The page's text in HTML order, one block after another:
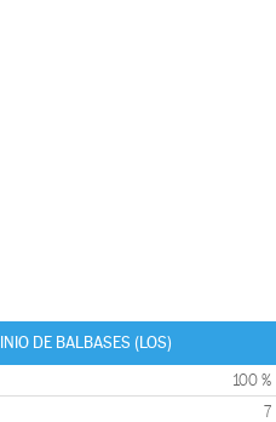
DE BALBASES (LOS)
100 %
7